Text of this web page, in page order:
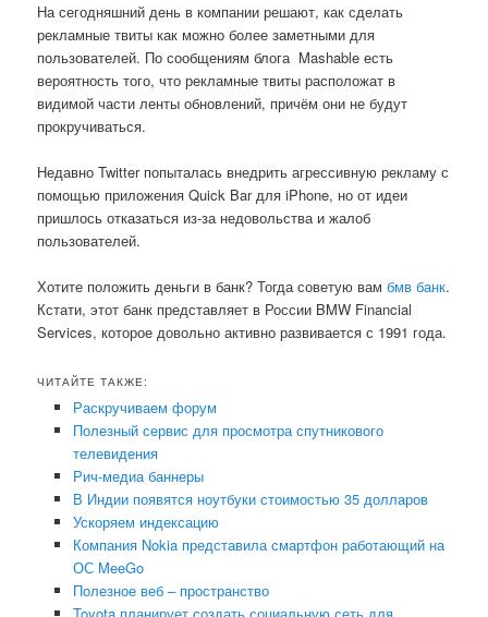
На сегодняшний день в компании решают, как сделать
рекламные твиты как можно более заметными для
пользователей. По сообщениям блога Mashable есть
вероятность того, что рекламные твиты расположат в
видимой части ленты обновлений, причём они не будут
прокручиваться.
Недавно Twitter попыталась внедрить агрессивную рекламу с
помощью приложения Quick Bar для iPhone, но от идеи
пришлось отказаться из-за недовольства и жалоб
пользователей.
Хотите положить деньги в банк? Тогда советую вамбмв банк.
Кстати, этот банк представляет в России BMW Financial
Services, которое довольно активно развивается с 1991 года.
ЧИТАЙТЕ ТАКЖЕ:
Раскручиваем форум
Полезный сервис для просмотра спутникового
телевидения
Рич-медиа баннеры
В Индии появятся ноутбуки стоимостью 35 долларов
Ускоряем индексацию
Компания Nokia представила смартфон работающий на
ОС MeeGo
Полезное веб – пространство
Toyota планирует создать социальную сеть для